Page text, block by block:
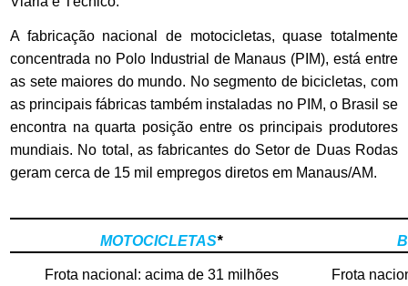
A fabricação nacional de motocicletas, quase totalmente
concentrada no Polo Industrial de Manaus (PIM), está entre
as sete maiores do mundo. No segmento de bicicletas, com
as principais fábricas também instaladas no PIM, o Brasil se
encontra na quarta posição entre os principais produtores
mundiais. No total, as fabricantes do Setor de Duas Rodas
geram cerca de 15 mil empregos diretos em Manaus/AM.
MOTOCICLETAS*
Frota nacional: acima de 31 milhões
Frota